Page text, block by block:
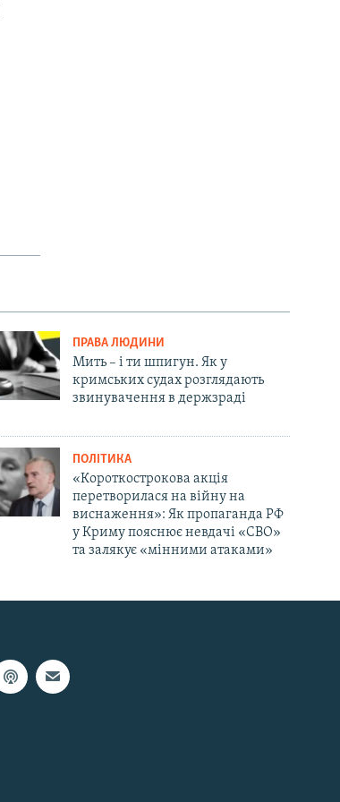
ПРАВА ЛЮДИНИ
Мить – і ти шпигун. Як у
кримських судах розглядають
звинувачення в держзраді
ПОЛІТИКА
«Короткострокова акція
перетворилася на війну на
виснаження»: Як пропаганда РФ
у Криму пояснює невдачі «СВО»
та залякує «мінними атаками»